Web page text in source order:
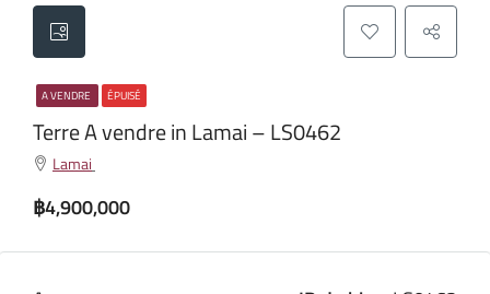
A VENDRE ÉPUISÉ
Terre A vendre in Lamai – LS0462
Lamai
฿4,900,000